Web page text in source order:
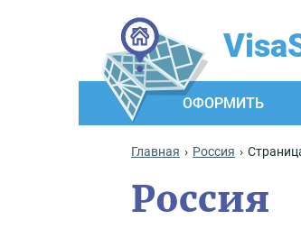
ОФОРМИТЬ
Главная Россия
Россия